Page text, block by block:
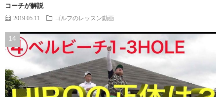
コーチが解説
2019.05.11 ゴルフのレッスン動画